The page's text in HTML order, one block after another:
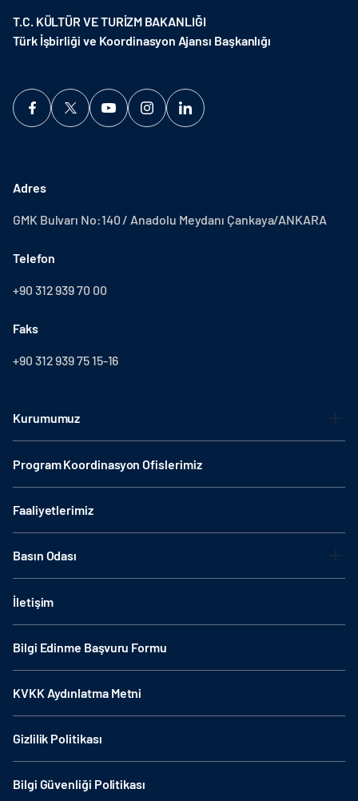
T.C. KÜLTÜR VE TURİZM BAKANLIĞI
Türk İşbirliği ve Koordinasyon Ajansı Başkanlığı
Adres
GMK Bulvarı No:140 / Anadolu Meydanı Çankaya/ANKARA
Telefon
+90 312 939 70 00
Faks
+90 312 939 75 15-16
Kurumumuz
Program Koordinasyon Ofislerimiz
Faaliyetlerimiz
Basın Odası
İletişim
Bilgi Edinme Başvuru Formu
KVKK Aydınlatma Metni
Gizlilik Politikası
Bilgi Güvenliği Politikası